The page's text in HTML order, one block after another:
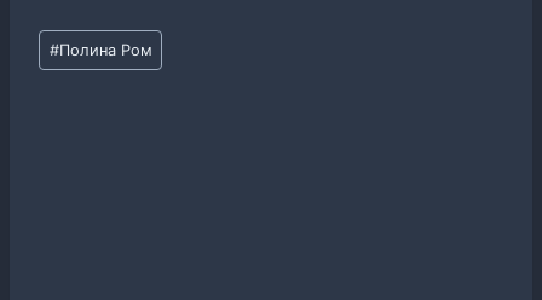
Метки
записи:
#Полина Ром